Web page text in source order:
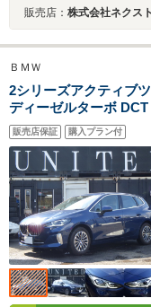
販売店： 株式会社ネクス
ＢＭＷ
2シリーズアクティブ
ディーゼルターボ
ィスプレー レザーシ
ート 電動リアゲート
ー ケイタイ充電 ブ
証継承
販売店保証 購入プラン付